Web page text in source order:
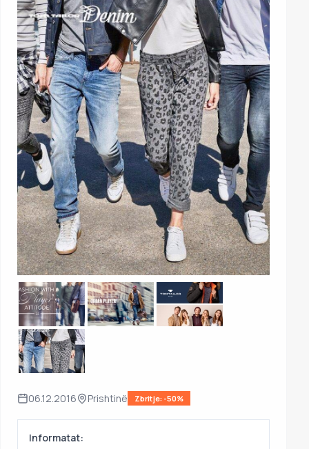
06.12.2016 Prishtinë Zbritje: -50%
Informatat: